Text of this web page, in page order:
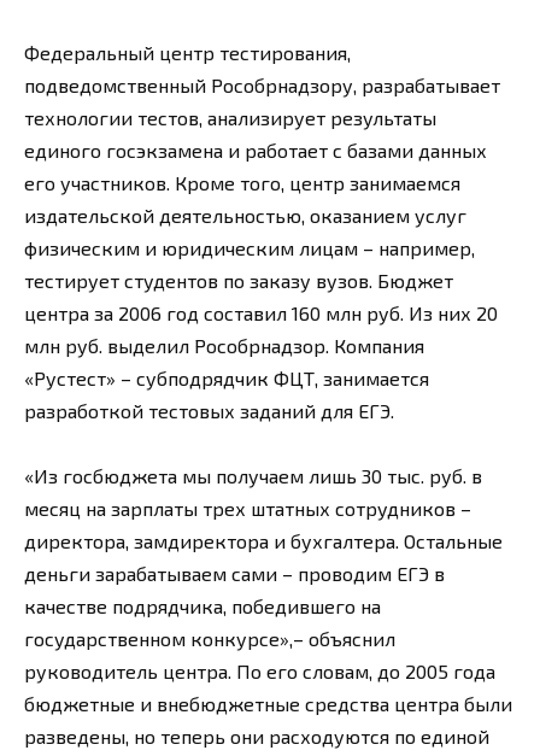
Федеральный центр тестирования,
подведомственный Рособрнадзору, разрабатывает
технологии тестов, анализирует результаты
единого госэкзамена и работает с базами данных
его участников. Кроме того, центр занимаемся
издательской деятельностью, оказанием услуг
физическим и юридическим лицам – например,
тестирует студентов по заказу вузов. Бюджет
центра за 2006 год составил 160 млн руб. Из них 20
млн руб. выделил Рособрнадзор. Компания
«Рустест» – субподрядчик ФЦТ, занимается
разработкой тестовых заданий для ЕГЭ.
«Из госбюджета мы получаем лишь 30 тыс. руб. в
месяц на зарплаты трех штатных сотрудников –
директора, замдиректора и бухгалтера. Остальные
деньги зарабатываем сами – проводим ЕГЭ в
качестве подрядчика, победившего на
государственном конкурсе»,– объяснил
руководитель центра. По его словам, до 2005 года
бюджетные и внебюджетные средства центра были
разведены, но теперь они расходуются по единой